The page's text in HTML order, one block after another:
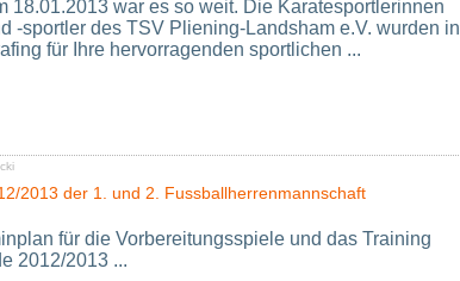
18.01.2013 war es so weit. Die Karatesportlerinnen
-sportler des TSV Pliening-Landsham e.V. wurden in
für Ihre hervorragenden sportlichen ...
2013 der 1. und 2. Fussballherrenmannschaft
für die Vorbereitungsspiele und das Training
2012/2013 ...